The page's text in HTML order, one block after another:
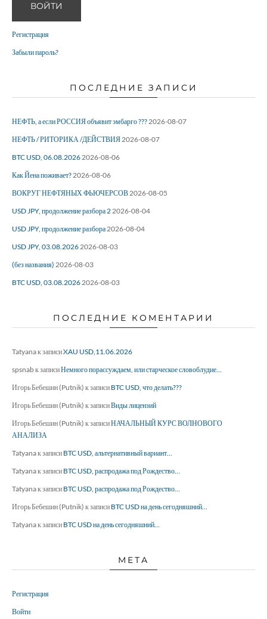
ВОЙТИ
Регистрация
Забыли пароль?
ПОСЛЕДНИЕ ЗАПИСИ
НЕФТЬ, а если РОССИЯ объявит эмбарго ???2026-08-07
НЕФТЬ / РИТОРИКА /ДЕЙСТВИЯ2026-08-07
BTC USD, 06.08.20262026-08-06
Как Йена поживает?2026-08-06
ВОКРУГ НЕФТЯНЫХ ФЬЮЧЕРСОВ2026-08-05
USD JPY, продолжение разбора 22026-08-04
USD JPY, продолжение разбора2026-08-04
USD JPY, 03.08.20262026-08-03
(без названия) 2026-08-03
BTC USD, 03.08.20262026-08-03
ПОСЛЕДНИЕ КОМЕНТАРИИ
Tatyanaк записиXAU USD,11.06.2026
spsnabк записиНемного порассуждаем, или старческое словоблудие…
Игорь Бебешин (Putnik) к записи BTC USD, что делать???
Игорь Бебешин (Putnik) к записиВиды лицензий
Игорь Бебешин (Putnik) к записиНАЧАЛЬНЫЙ КУРС ВОЛНОВОГО
АНАЛИЗА
Tatyanaк записи BTC USD, альтернативный вариант…
Tatyanaк записи BTC USD, распродажа под Рождество…
Tatyanaк записи BTC USD, распродажа под Рождество…
Игорь Бебешин (Putnik) к записи BTC USD на день сегодняшний…
Tatyanaк записи BTC USD на день сегодняшний…
МЕТА
Регистрация
Войти